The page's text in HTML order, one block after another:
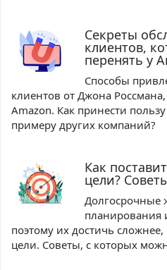
Секреты
клиентов,
перенять у
Способы
клиентов от Джона
Amazon. Как принести
примеру других компаний?
Как
цели?
Долгосрочные
планирования
поэтому их достичь
цели. Советы, с которых